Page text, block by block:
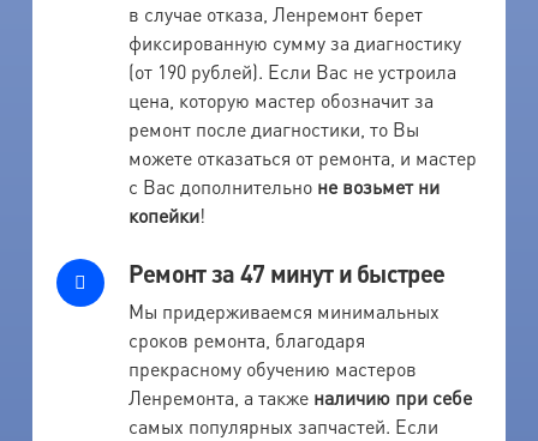
в случае отказа, Ленремонт берет
фиксированную сумму за диагностику
(от 190 рублей). Если Вас не устроила
цена, которую мастер обозначит за
ремонт после диагностики, то Вы
можете отказаться от ремонта, и мастер
с Вас дополнительно не возьмет ни
копейки!
Ремонт за 47 минут и быстрее
Мы придерживаемся минимальных
сроков ремонта, благодаря
прекрасному обучению мастеров
Ленремонта, а также наличию при себе
самых популярных запчастей. Если